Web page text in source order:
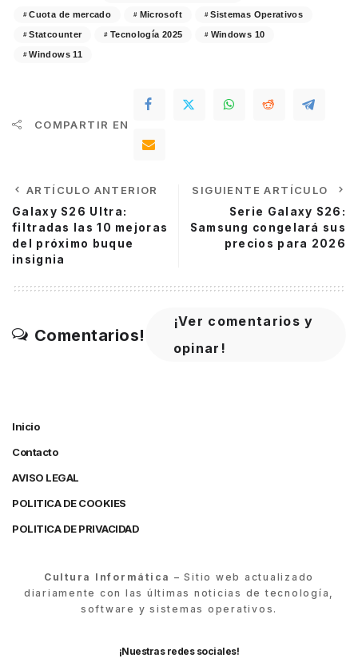
Cuota de mercado Microsoft Sistemas Operativos
Statcounter Tecnología 2025 Windows 10
Windows 11
COMPARTIR EN
ARTÍCULO ANTERIOR
Galaxy S26 Ultra:
filtradas las 10 mejoras
del próximo buque
insignia
SIGUIENTE ARTÍCULO
Serie Galaxy S26:
Samsung congelará sus
precios para 2026
Comentarios!
¡Ver comentarios y
opinar!
Inicio
Contacto
AVISO LEGAL
POLITICA DE COOKIES
POLITICA DE PRIVACIDAD
Cultura Informática – Sitio web actualizado
diariamente con las últimas noticias de tecnología,
software y sistemas operativos.
¡Nuestras redes sociales!